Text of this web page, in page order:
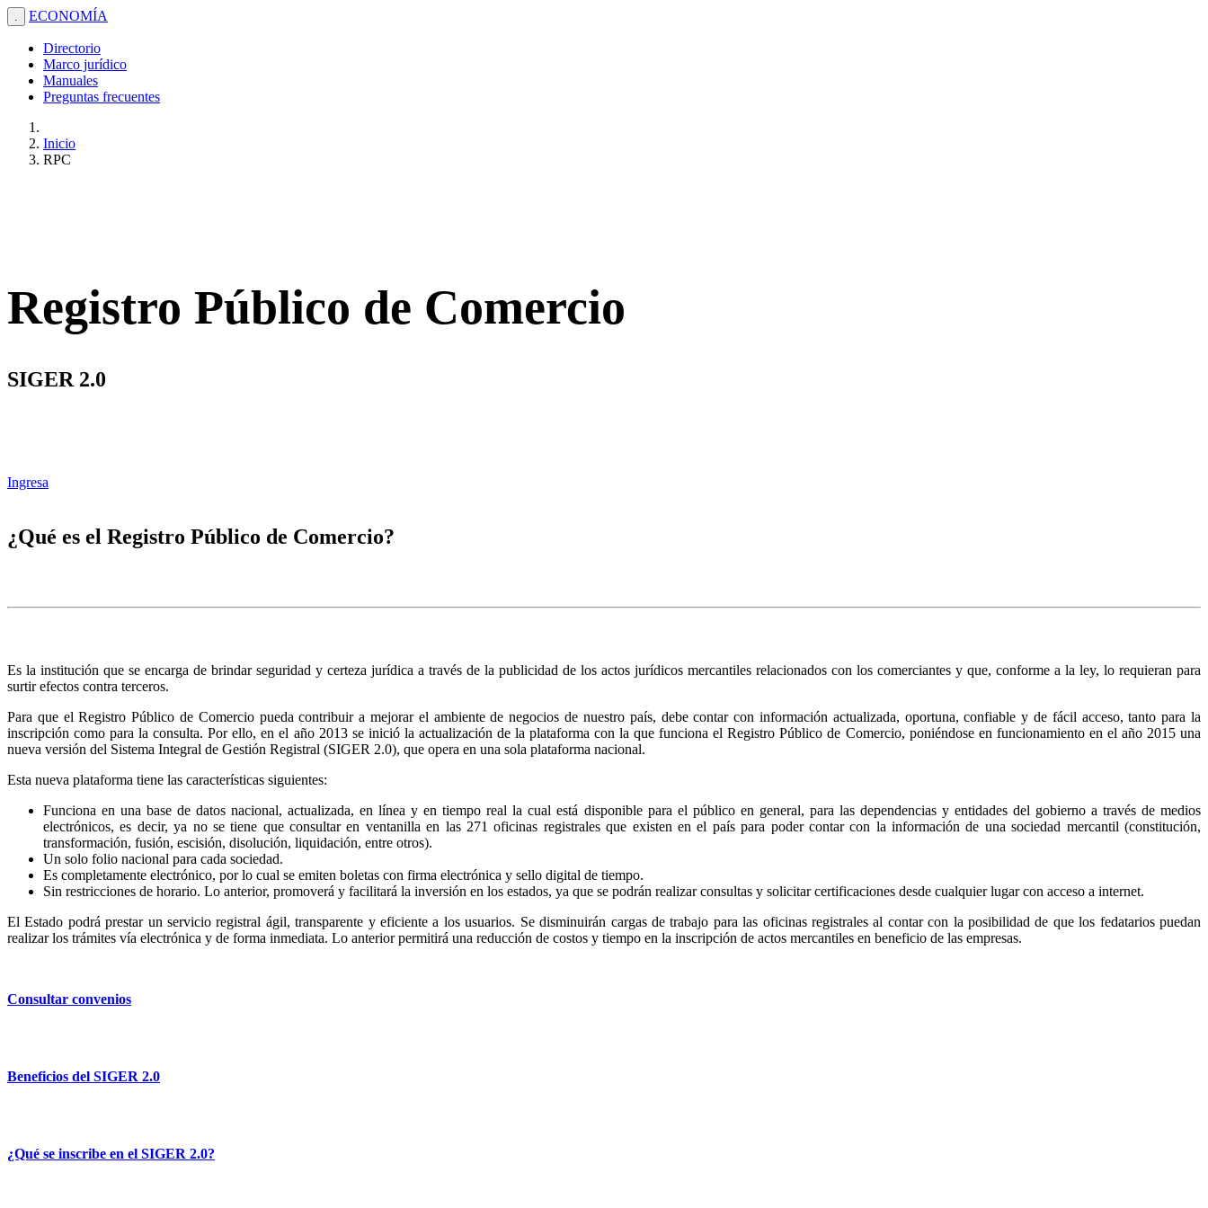
. ECONOMÍA
Directorio
Marco jurídico
Manuales
Preguntas frecuentes
Inicio
RPC
Registro Público de Comercio
SIGER 2.0
Ingresa
¿Qué es el Registro Público de Comercio?
Es la institución que se encarga de brindar seguridad y certeza jurídica a través de la publicidad de los actos jurídicos mercantiles relacionados con los comerciantes y que, conforme a la ley, lo requieran para
surtir efectos contra terceros.
Para que el Registro Público de Comercio pueda contribuir a mejorar el ambiente de negocios de nuestro país, debe contar con información actualizada, oportuna, confiable y de fácil acceso, tanto para la
inscripción como para la consulta. Por ello, en el año 2013 se inició la actualización de la plataforma con la que funciona el Registro Público de Comercio, poniéndose en funcionamiento en el año 2015 una
nueva versión del Sistema Integral de Gestión Registral (SIGER 2.0), que opera en una sola plataforma nacional.
Esta nueva plataforma tiene las características siguientes:
Funciona en una base de datos nacional, actualizada, en línea y en tiempo real la cual está disponible para el público en general, para las dependencias y entidades del gobierno a través de medios
electrónicos, es decir, ya no se tiene que consultar en ventanilla en las 271 oficinas registrales que existen en el país para poder contar con la información de una sociedad mercantil (constitución,
transformación, fusión, escisión, disolución, liquidación, entre otros).
Un solo folio nacional para cada sociedad.
Es completamente electrónico, por lo cual se emiten boletas con firma electrónica y sello digital de tiempo.
Sin restricciones de horario. Lo anterior, promoverá y facilitará la inversión en los estados, ya que se podrán realizar consultas y solicitar certificaciones desde cualquier lugar con acceso a internet.
El Estado podrá prestar un servicio registral ágil, transparente y eficiente a los usuarios. Se disminuirán cargas de trabajo para las oficinas registrales al contar con la posibilidad de que los fedatarios puedan
realizar los trámites vía electrónica y de forma inmediata. Lo anterior permitirá una reducción de costos y tiempo en la inscripción de actos mercantiles en beneficio de las empresas.
Consultar convenios
Beneficios del SIGER 2.0
¿Qué se inscribe en el SIGER 2.0?